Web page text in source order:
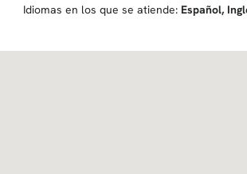
Idiomas en los que se atiende: Español,